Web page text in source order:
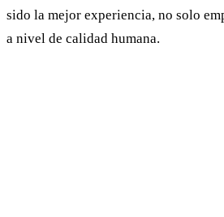
sido la mejor experiencia, no solo
a nivel de calidad humana.